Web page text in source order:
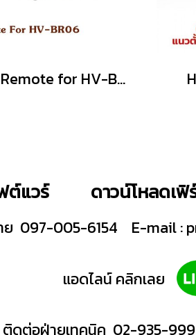
RT11 Remote for HV-BR06
ต์แวร์ ดาวน์โหลดเฟิ
097-005-6154 E-mail :
แอดไลน์ คลิกเลย
ติดต่อฝ่ายเทคนิค 02-935-